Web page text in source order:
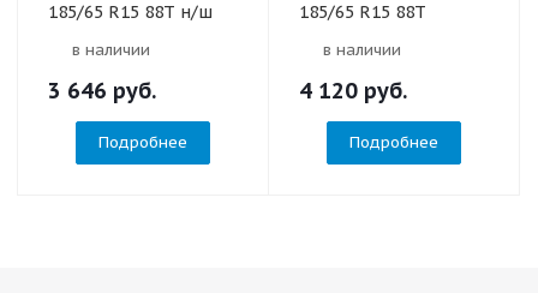
185/65 R15 88T н/ш
в наличии
3 646 руб.
Подробнее
185/65 R15 88T
в наличии
4 120 руб.
Подробнее